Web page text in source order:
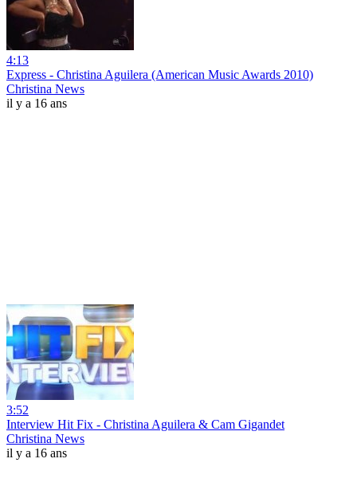
4:13
Express - Christina Aguilera (American Music Awards 2010)
Christina News
il y a 16 ans
3:52
Interview Hit Fix - Christina Aguilera & Cam Gigandet
Christina News
il y a 16 ans